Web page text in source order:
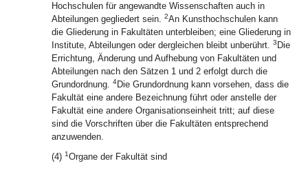
Hochschulen für angewandte Wissenschaften auch in
Abteilungen gegliedert sein. 2An Kunsthochschulen kann
die Gliederung in Fakultäten unterbleiben; eine Gliederung in
Institute, Abteilungen oder dergleichen bleibt unberührt. 3 Die
Errichtung, Änderung und Aufhebung von Fakultäten und
Abteilungen nach den Sätzen 1 und 2 erfolgt durch die
Grundordnung. 4Die Grundordnung kann vorsehen, dass die
Fakultät eine andere Bezeichnung führt oder anstelle der
Fakultät eine andere Organisationseinheit tritt; auf diese
sind die Vorschriften über die Fakultäten entsprechend
anzuwenden.
(4) 1Organe der Fakultät sind